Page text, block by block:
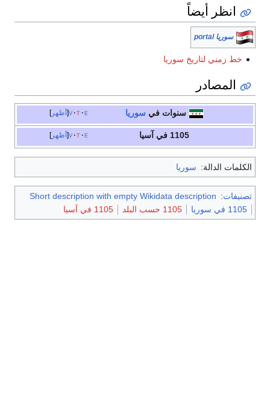
انظر أيضاً
سوريا portal
خط زمني لتاريخ سوريا
المصادر
أظهر v t e سنوات في سوريا
أظهر v t e 1105 في آسيا
الكلمات الدالة: سوريا
تصنيفات:
Short description with empty Wikidata description
1105 في سوريا
1105 حسب البلد 1105 في آسيا